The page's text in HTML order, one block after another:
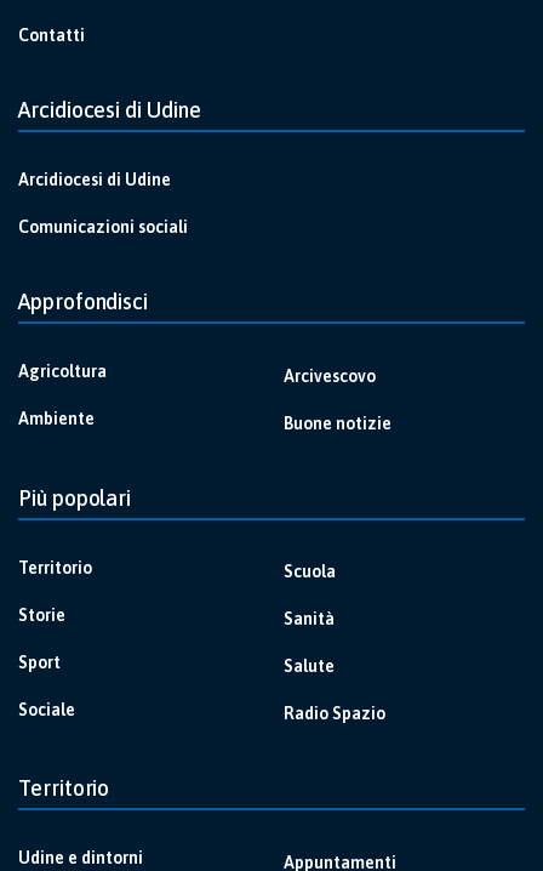
Contatti
Arcidiocesi di Udine
Arcidiocesi di Udine
Comunicazioni sociali
Approfondisci
Agricoltura
Ambiente
Arcivescovo
Buone notizie
Più popolari
Territorio
Storie
Sport
Sociale
Scuola
Sanità
Salute
Radio Spazio
Territorio
Udine e dintorni Appuntamenti